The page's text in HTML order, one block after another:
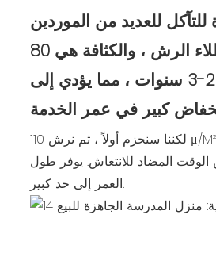
للتآكل للعديد من الموردين
فقط من طلاء الرش ، والكثافة هي 80 μ/M² فقط ،
والتي قد تتعرض للصدأ في 2-3 سنوات ، مما يؤدي إلى
لكننا سنحزم أولاً ، ثم نرش 110 μ/M² طلاء مضاد للانتعاش ، والذي يمكن
10 سنوات من الوقت المضاد للانتعاش. يوفر طول
العمر إلى حد كبير.